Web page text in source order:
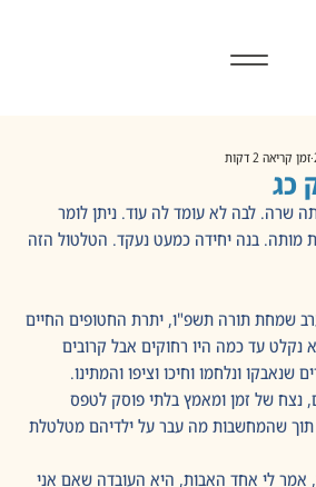
זמן קריאה 2 דקות
שרה. לבה לא עומד לה עוד. ניתן לומר
בנה יחידה כמעט נעקד. הטלטול הזה
ערב שמחת תורה תשפ"ו, יתרת החטופים החיים
נקלט עד כמה היו רחוקים אבל קרובים
שנאבקו ונלחמו וחיכו וציפו והמתינו.
נצח של זמן ומאמץ בלתי פוסק לטפס
שהמחשבות מה עבר על ילדיהם מטלטלת
אמר לי אחד האבות, היא העובדה שאם אני